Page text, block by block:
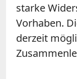
starke
Vorhaben.
derzeit